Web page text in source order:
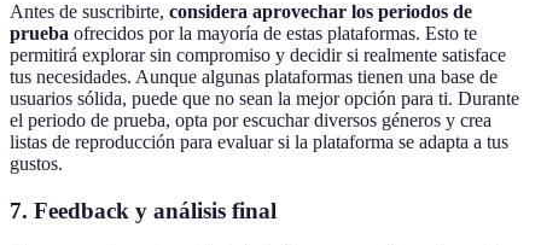
Antes de suscribirte, considera aprovechar los periodos de
prueba ofrecidos por la mayoría de estas plataformas. Esto te
permitirá explorar sin compromiso y decidir si realmente satisface
tus necesidades. Aunque algunas plataformas tienen una base de
usuarios sólida, puede que no sean la mejor opción para ti. Durante
el periodo de prueba, opta por escuchar diversos géneros y crea
listas de reproducción para evaluar si la plataforma se adapta a tus
gustos.
7. Feedback y análisis final